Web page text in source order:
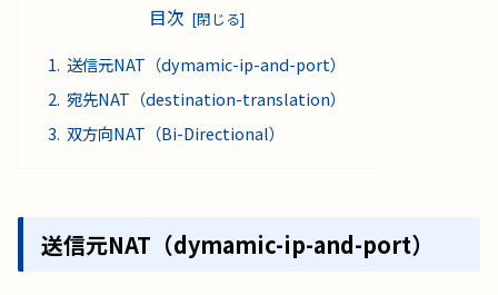
目次
送信元NAT（dymamic-ip-and-port）
宛先NAT（destination-translation）
双方向NAT（Bi-Directional）
送信元NAT（dymamic-ip-and-port）